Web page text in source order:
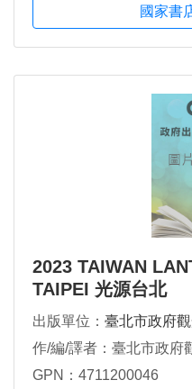
國家書
2023 TAIWAN
TAIPEI 光源台北
出版單位： 臺北市政府
作/編/譯者：臺北市政府
GPN：4711200046